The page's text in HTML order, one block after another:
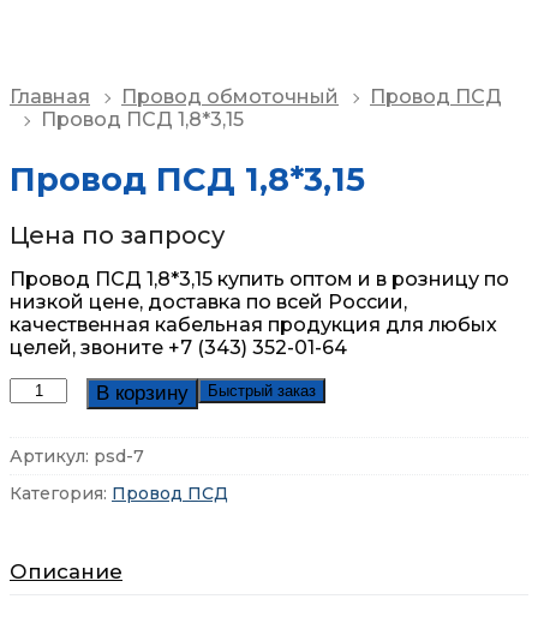
Главная Провод обмоточный
Провод ПСД
Провод ПСД 1,8*3,15
Провод ПСД 1,8*3,15
Цена по запросу
Провод ПСД 1,8*3,15 купить оптом и в розницу по
низкой цене, доставка по всей России,
качественная кабельная продукция для любых
целей, звоните +7 (343) 352-01-64
Количество
ПСД
В корзину Быстрый заказ
Артикул: psd-7
Категория: Провод ПСД
Описание